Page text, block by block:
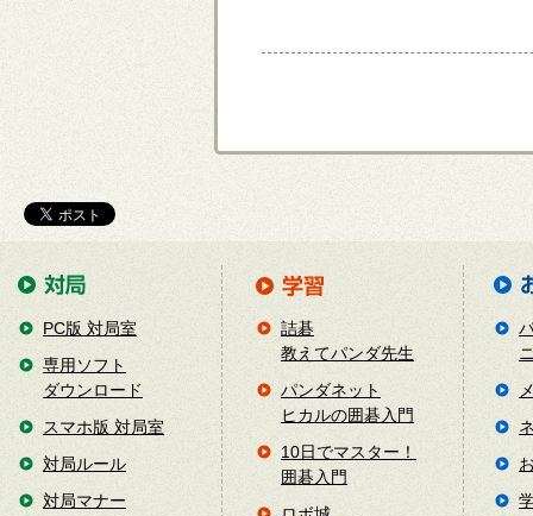
PC版 対局室
専用ソフト
ダウンロード
スマホ版 対局室
対局ルール
対局マナー
詰碁
教えてパンダ先生
パンダネット
ヒカルの囲碁入門
10日でマスター！
囲碁入門